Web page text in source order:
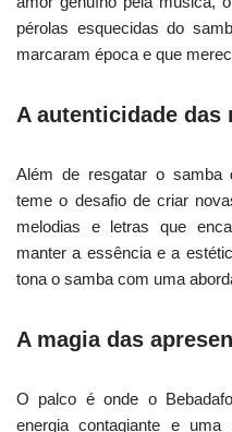
pérolas esquecidas do
marcaram época e que
A autenticidade das
Além de resgatar o samba
teme o desafio de criar
melodias e letras que
manter a essência e a
tona o samba com uma
A magia das
O palco é onde o
energia contagiante e